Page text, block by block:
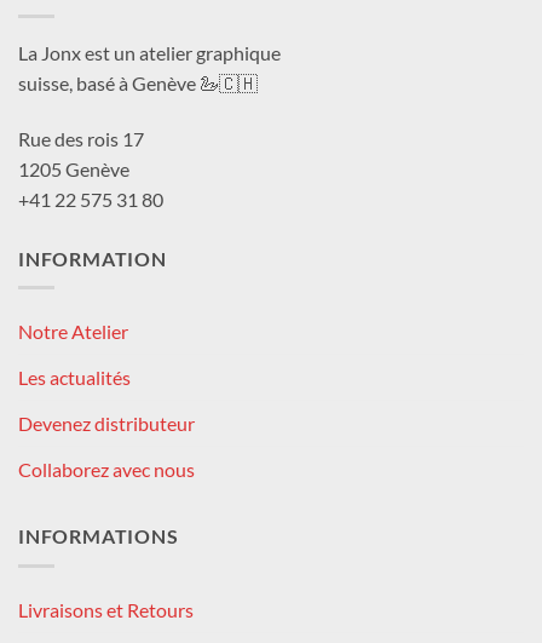
La Jonx est un atelier graphique
suisse, basé à Genève 🦢🇨🇭
Rue des rois 17
1205 Genève
+41 22 575 31 80
INFORMATION
Notre Atelier
Les actualités
Devenez distributeur
Collaborez avec nous
INFORMATIONS
Livraisons et Retours